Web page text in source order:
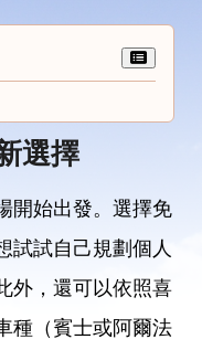
選擇
開始出發。選擇免
試試自己規劃個人
外，還可以依照喜
種（賓士或阿爾法